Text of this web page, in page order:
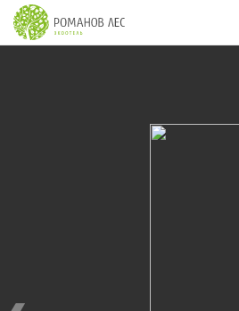
из 14